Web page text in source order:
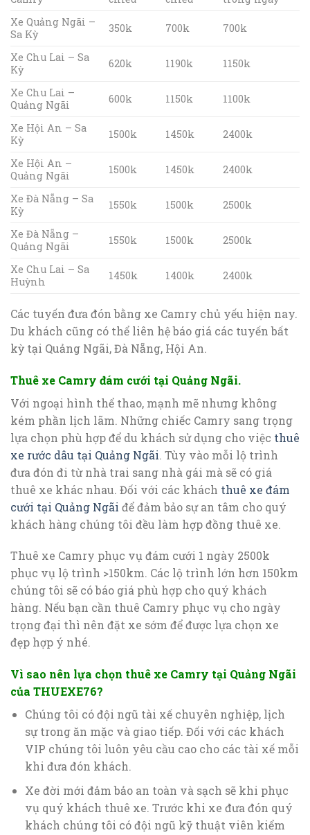
Xe Quảng Ngãi –
Sa Kỳ
350k 700k 700k
Xe Chu Lai – Sa
Kỳ
620k 1190k 1150k
Xe Chu Lai –
Quảng Ngãi
600k 1150k 1100k
Xe Hội An – Sa
Kỳ
1500k 1450k 2400k
Xe Hội An –
Quảng Ngãi
1500k 1450k 2400k
Xe Đà Nẵng – Sa
Kỳ
1550k 1500k 2500k
Xe Đà Nẵng –
Quảng Ngãi
1550k 1500k 2500k
Xe Chu Lai – Sa
Huỳnh
1450k 1400k 2400k
Các tuyến đưa đón bằng xe Camry chủ yếu hiện nay.
Du khách cũng có thể liên hệ báo giá các tuyến bất
kỳ tại Quảng Ngãi, Đà Nẵng, Hội An.
Thuê xe Camry đám cưới tại Quảng Ngãi.
Với ngoại hình thể thao, mạnh mẽ nhưng không
kém phần lịch lãm. Những chiếc Camry sang trọng
lựa chọn phù hợp để du khách sử dụng cho việc thuê
xe rước dâu tại Quảng Ngãi. Tùy vào mỗi lộ trình
đưa đón đi từ nhà trai sang nhà gái mà sẽ có giá
thuê xe khác nhau. Đối với các khách thuê xe đám
cưới tại Quảng Ngãi để đảm bảo sự an tâm cho quý
khách hàng chúng tôi đều làm hợp đồng thuê xe.
Thuê xe Camry phục vụ đám cưới 1 ngày 2500k
phục vụ lộ trình >150km. Các lộ trình lớn hơn 150km
chúng tôi sẽ có báo giá phù hợp cho quý khách
hàng. Nếu bạn cần thuê Camry phục vụ cho ngày
trọng đại thì nên đặt xe sớm để được lựa chọn xe
đẹp hợp ý nhé.
Vì sao nên lựa chọn thuê xe Camry tại Quảng Ngãi
của THUEXE76?
Chúng tôi có đội ngũ tài xế chuyên nghiệp, lịch
sự trong ăn mặc và giao tiếp. Đối với các khách
VIP chúng tôi luôn yêu cầu cao cho các tài xế mỗi
khi đưa đón khách.
Xe đời mới đảm bảo an toàn và sạch sẽ khi phục
vụ quý khách thuê xe. Trước khi xe đưa đón quý
khách chúng tôi có đội ngũ kỹ thuật viên kiểm